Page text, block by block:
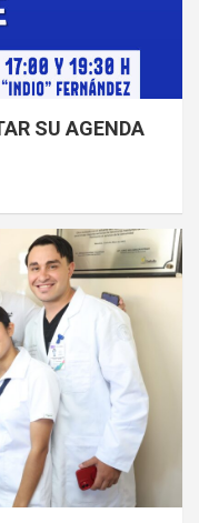
SU AGENDA